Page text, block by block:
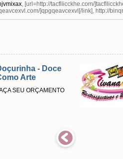
, [url=http://tacfllicckhe.com/
]qpgqeavcexvl[/link], http://
- Doce
Arte
SEU ORÇAMENTO